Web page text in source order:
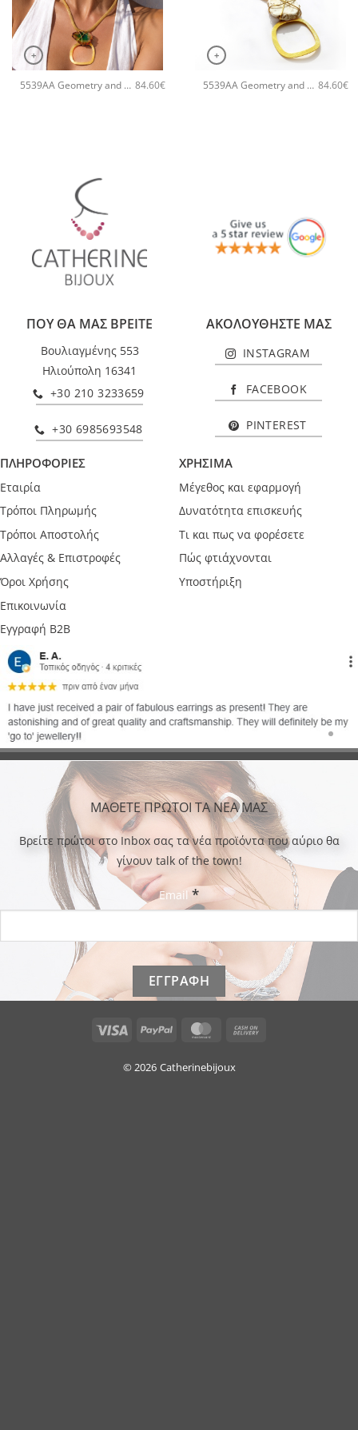
+
5539AA Geometry and geodes χειροποίητο κολιέ Catherine bijoux Πράσινο 84.60€
+
5539AA Geometry and geodes χειροποίητο κολιέ Catherine bijoux Άσπρο 84.60€
ΠΟΥ ΘΑ ΜΑΣ ΒΡΕΙΤΕ
Βουλιαγμένης 553
Ηλιούπολη 16341
+30 210 3233659
+30 6985693548
ΑΚΟΛΟΥΘΗΣΤΕ ΜΑΣ
INSTAGRAM
FACEBOOK
PINTEREST
ΠΛΗΡΟΦΟΡΙΕΣ
Εταιρία
Τρόποι Πληρωμής
Τρόποι Αποστολής
Αλλαγές & Επιστροφές
Όροι Χρήσης
Επικοινωνία
Εγγραφή B2B
ΧΡΗΣΙΜΑ
Μέγεθος και εφαρμογή
Δυνατότητα επισκευής
Τι και πως να φορέσετε
Πώς φτιάχνονται
Υποστήριξη
ΜΑΘΕΤΕ ΠΡΩΤΟΙ ΤΑ ΝΕΑ ΜΑΣ
Bρείτε πρώτοι στο Inbox σας τα νέα προϊόντα που αύριο θα
γίνουν talk of the town!
Email *
Visa PayPal MasterCard
© 2026 Catherinebijoux